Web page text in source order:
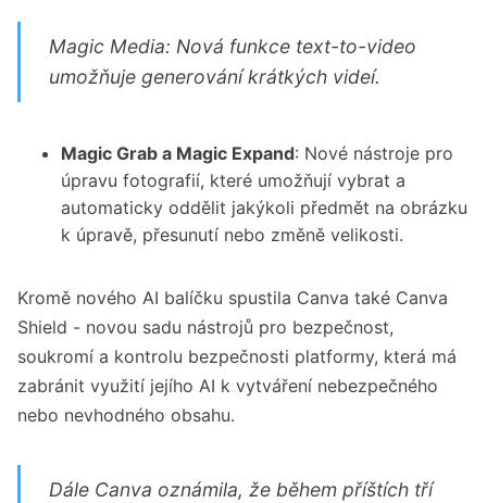
Magic Media: Nová funkce text-to-video
umožňuje generování krátkých videí.
Magic Grab a Magic Expand: Nové nástroje pro
úpravu fotografií, které umožňují vybrat a
automaticky oddělit jakýkoli předmět na obrázku
k úpravě, přesunutí nebo změně velikosti.
Kromě nového AI balíčku spustila Canva také Canva
Shield - novou sadu nástrojů pro bezpečnost,
soukromí a kontrolu bezpečnosti platformy, která má
zabránit využití jejího AI k vytváření nebezpečného
nebo nevhodného obsahu.
Dále Canva oznámila, že během příštích tří